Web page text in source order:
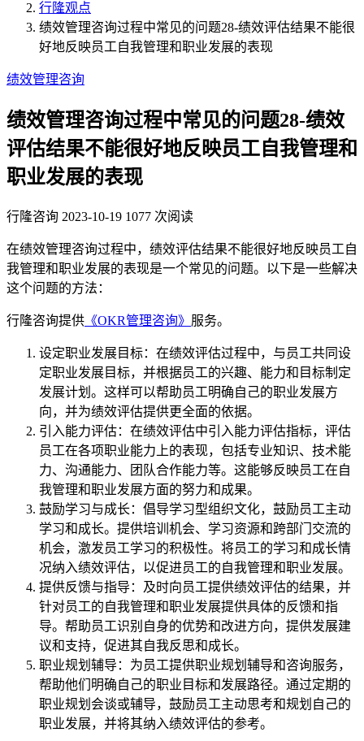
行隆观点
绩效管理咨询过程中常见的问题28-绩效评估结果不能很
好地反映员工自我管理和职业发展的表现
绩效管理咨询
绩效管理咨询过程中常见的问题28-绩效
评估结果不能很好地反映员工自我管理和
职业发展的表现
行隆咨询 2023-10-19 1077 次阅读
在绩效管理咨询过程中，绩效评估结果不能很好地反映员工自
我管理和职业发展的表现是一个常见的问题。以下是一些解决
这个问题的方法：
行隆咨询提供 《OKR管理咨询》 服务。
设定职业发展目标：在绩效评估过程中，与员工共同设
定职业发展目标，并根据员工的兴趣、能力和目标制定
发展计划。这样可以帮助员工明确自己的职业发展方
向，并为绩效评估提供更全面的依据。
引入能力评估：在绩效评估中引入能力评估指标，评估
员工在各项职业能力上的表现，包括专业知识、技术能
力、沟通能力、团队合作能力等。这能够反映员工在自
我管理和职业发展方面的努力和成果。
鼓励学习与成长：倡导学习型组织文化，鼓励员工主动
学习和成长。提供培训机会、学习资源和跨部门交流的
机会，激发员工学习的积极性。将员工的学习和成长情
况纳入绩效评估，以促进员工的自我管理和职业发展。
提供反馈与指导：及时向员工提供绩效评估的结果，并
针对员工的自我管理和职业发展提供具体的反馈和指
导。帮助员工识别自身的优势和改进方向，提供发展建
议和支持，促进其自我反思和成长。
职业规划辅导：为员工提供职业规划辅导和咨询服务，
帮助他们明确自己的职业目标和发展路径。通过定期的
职业规划会谈或辅导，鼓励员工主动思考和规划自己的
职业发展，并将其纳入绩效评估的参考。